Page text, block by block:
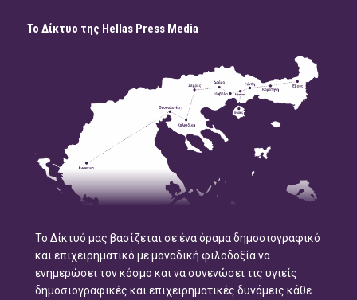
Το Δίκτυο της Hellas Press Media
Το Δίκτυό μας βασίζεται σε ένα όραμα δημοσιογραφικό
και επιχειρηματικό με μοναδική φιλοδοξία να
ενημερώσει τον κόσμο και να συνενώσει τις υγιείς
δημοσιογραφικές και επιχειρηματικές δυνάμεις κάθε